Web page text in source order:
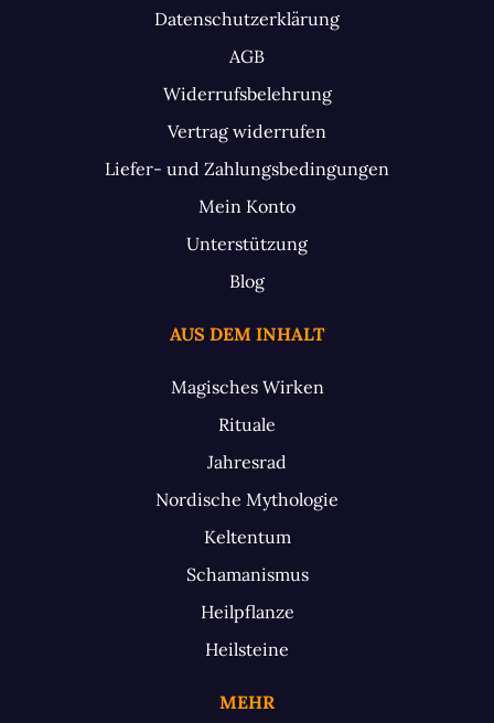
Datenschutzerklärung
AGB
Widerrufsbelehrung
Vertrag widerrufen
Liefer- und Zahlungsbedingungen
Mein Konto
Unterstützung
Blog
AUS DEM INHALT
Magisches Wirken
Rituale
Jahresrad
Nordische Mythologie
Keltentum
Schamanismus
Heilpflanze
Heilsteine
MEHR